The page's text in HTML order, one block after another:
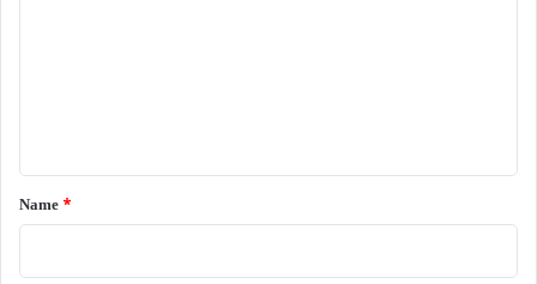
*
Name *